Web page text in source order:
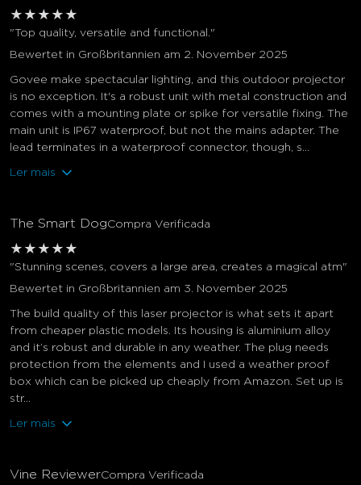
★ ★ ★ ★ ★
"Top quality, versatile and functional."
Bewertet in Großbritannien am 2. November 2025
Govee make spectacular lighting, and this outdoor projector
is no exception. It's a robust unit with metal construction and
comes with a mounting plate or spike for versatile fixing. The
main unit is IP67 waterproof, but not the mains adapter. The
lead terminates in a waterproof connector, though, s...
Ler mais
The Smart DogCompra Verificada
★ ★ ★ ★ ★
"Stunning scenes, covers a large area, creates a magical atm"
Bewertet in Großbritannien am 3. November 2025
The build quality of this laser projector is what sets it apart
from cheaper plastic models. Its housing is aluminium alloy
and it’s robust and durable in any weather. The plug needs
protection from the elements and I used a weather proof
box which can be picked up cheaply from Amazon. Set up is
str...
Ler mais
Vine ReviewerCompra Verificada